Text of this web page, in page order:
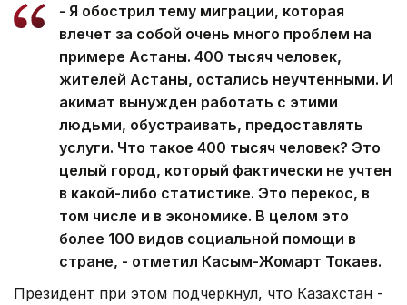
- Я обострил тему миграции, которая
влечет за собой очень много проблем на
примере Астаны. 400 тысяч человек,
жителей Астаны, остались неучтенными. И
акимат вынужден работать с этими
людьми, обустраивать, предоставлять
услуги. Что такое 400 тысяч человек? Это
целый город, который фактически не учтен
в какой-либо статистике. Это перекос, в
том числе и в экономике. В целом это
более 100 видов социальной помощи в
стране, - отметил Касым-Жомарт Токаев.
Президент при этом подчеркнул, что Казахстан -